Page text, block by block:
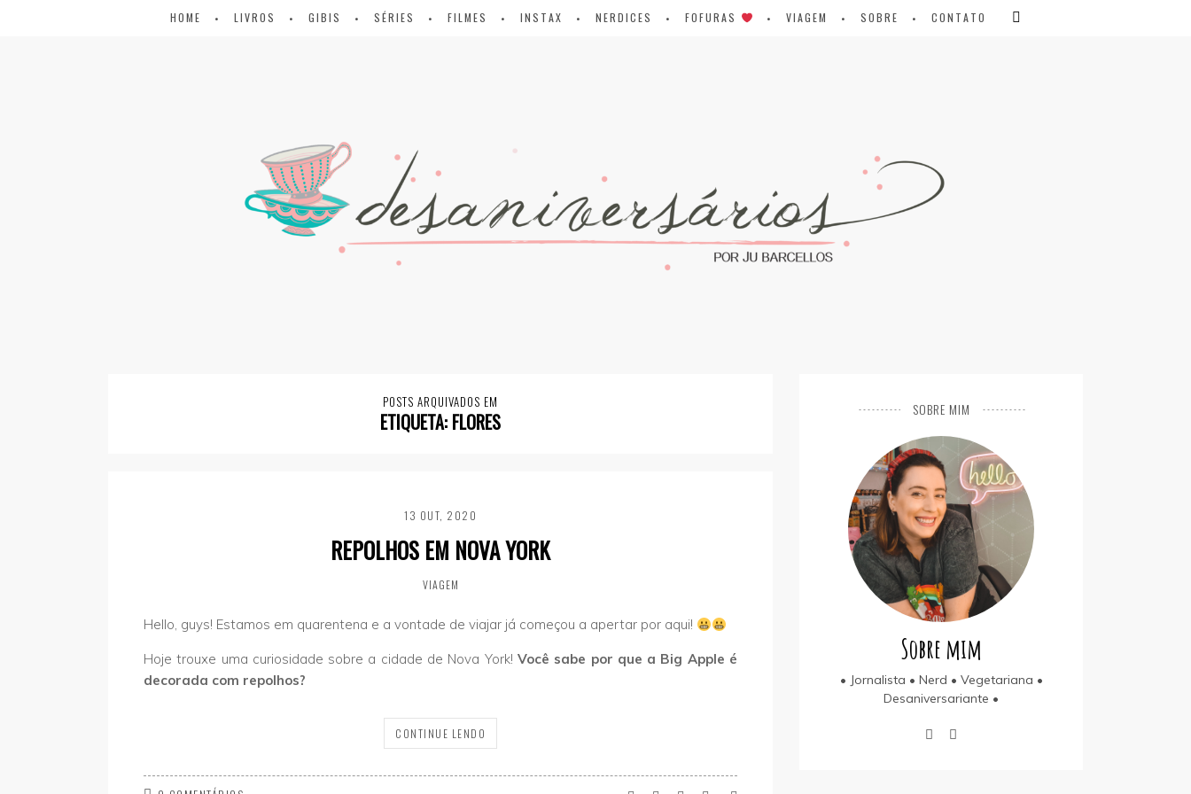
HOME LIVROS GIBIS SÉRIES FILMES INSTAX NERDICES FOFURAS VIAGEM SOBRE CONTATO
POSTS ARQUIVADOS EM
ETIQUETA: FLORES
13 OUT, 2020
REPOLHOS EM NOVA YORK
VIAGEM
Hello, guys! Estamos em quarentena e a vontade de viajar já começou a apertar por aqui!
Hoje trouxe uma curiosidade sobre a cidade de Nova York! Você sabe por que a Big Apple é
decorada com repolhos?
CONTINUE LENDO
SOBRE MIM
Sobre mim
• Jornalista • Nerd • Vegetariana •
Desaniversariante •